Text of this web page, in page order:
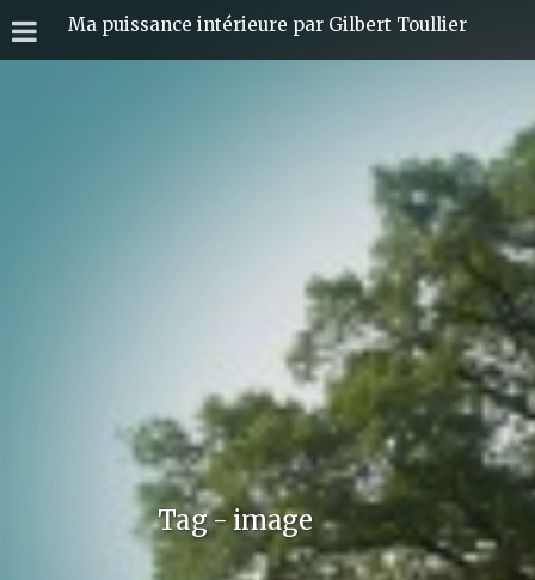
Ma puissance intérieure par Gilbert Toullier
Tag - image